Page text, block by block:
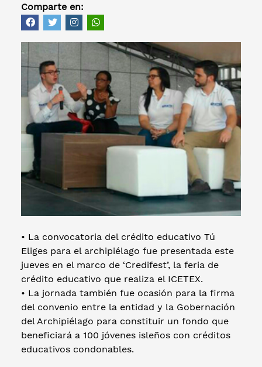
Comparte en:
• La convocatoria del crédito educativo Tú
Eliges para el archipiélago fue presentada este
jueves en el marco de ‘Credifest’, la feria de
crédito educativo que realiza el ICETEX.
• La jornada también fue ocasión para la firma
del convenio entre la entidad y la Gobernación
del Archipiélago para constituir un fondo que
beneficiará a 100 jóvenes isleños con créditos
educativos condonables.